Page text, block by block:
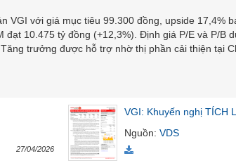
VGI với giá mục tiêu 99.300 đồng, upside 17,4%
đạt 10.475 tỷ đồng (+12,3%). Định giá P/E và P/B
trưởng được hỗ trợ nhờ thị phần cải thiện tại
27/04/2026
VGI: Khuyến nghị TÍCH
Nguồn: VDS